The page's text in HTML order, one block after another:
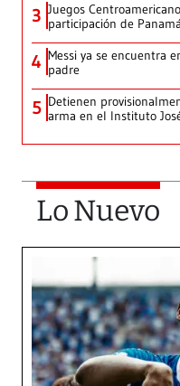
3 Juegos
participación de
4 Messi ya se encuentra
padre
5 Detienen
arma en el Instituto
Lo Nuevo